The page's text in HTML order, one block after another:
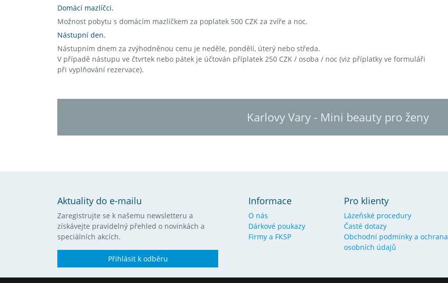
Domácí mazlíčci.
Možnost pobytu s domácím mazlíčkem za poplatek 500 CZK za zvíře a noc.
Nástupní den.
Nástupním dnem za zvýhodněnou cenu je neděle, pondělí, úterý nebo středa.
V případě nástupu ve čtvrtek nebo pátek je účtován příplatek 250 CZK / osoba / noc (viz příplatky ve formuláři
při vyplňování rezervace).
Karlovy Vary - Mini beauty pro ženy
Aktuality do e-mailu
Zaregistrujte se k našemu newsletteru a
získávejte pravidelný přehled o novinkách a
speciálních akcích.
Přihlásit k odběru
Informace
O nás
Dárkové poukazy
Firmy a FKSP
Pro klienty
Lázeňské procedury
Časté dotazy
Obchodní podmínky a ochrana
osobních údajů